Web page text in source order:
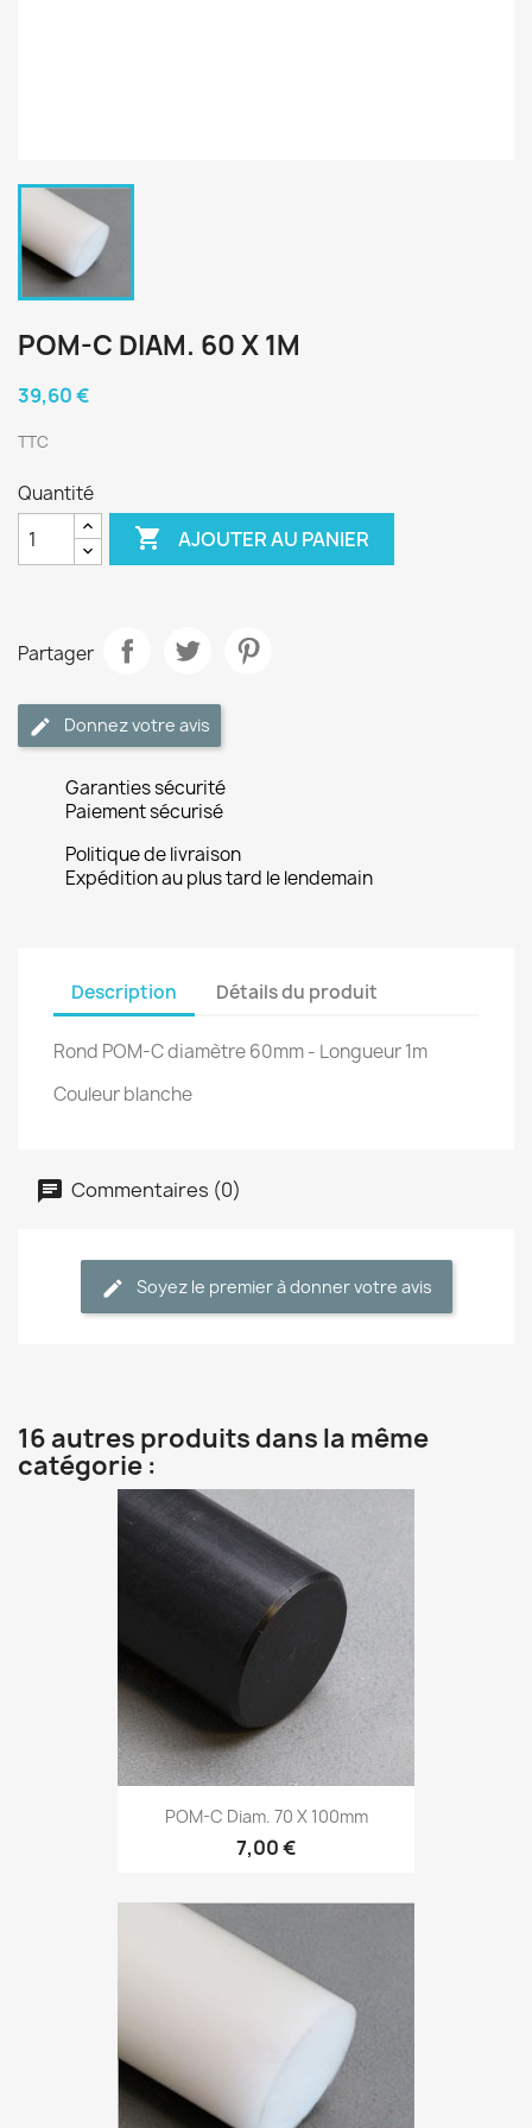
POM-C DIAM. 60 X 1M
39,60 €
TTC
Quantité
 AJOUTER AU PANIER
Partager
Donnez votre avis
Garanties sécurité
Paiement sécurisé
Politique de livraison
Expédition au plus tard le lendemain
Description Détails du produit
Rond POM-C diamètre 60mm - Longueur 1m
Couleur blanche
Commentaires (0)
Soyez le premier à donner votre avis
16 autres produits dans la même
catégorie :
POM-C Diam. 70 X 100mm
7,00 €